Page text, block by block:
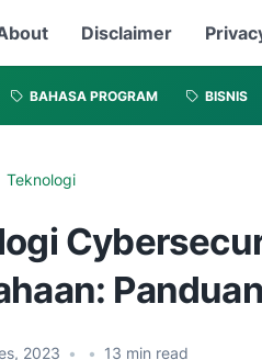
Disclaimer
BAHASA PROGRAM BISNIS
Teknologi
2023 • • 13 min read